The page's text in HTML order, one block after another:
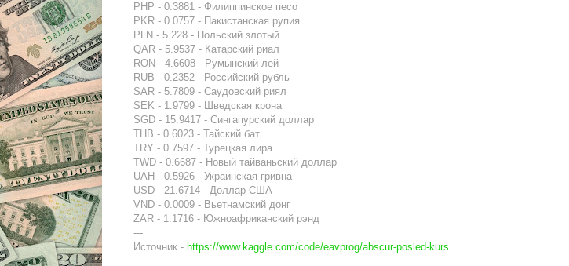
PHP - 0.3881 - Филиппинское песо
PKR - 0.0757 - Пакистанская рупия
PLN - 5.228 - Польский злотый
QAR - 5.9537 - Катарский риал
RON - 4.6608 - Румынский лей
RUB - 0.2352 - Российский рубль
SAR - 5.7809 - Саудовский риял
SEK - 1.9799 - Шведская крона
SGD - 15.9417 - Сингапурский доллар
THB - 0.6023 - Тайский бат
TRY - 0.7597 - Турецкая лира
TWD - 0.6687 - Новый тайваньский доллар
UAH - 0.5926 - Украинская гривна
USD - 21.6714 - Доллар США
VND - 0.0009 - Вьетнамский донг
ZAR - 1.1716 - Южноафриканский рэнд
---
Источник - https://www.kaggle.com/code/eavprog/abscur-posled-kurs